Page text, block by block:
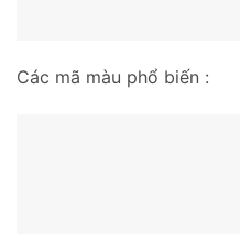
Các mã màu phổ biến :